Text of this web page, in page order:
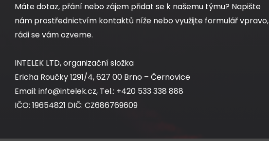
Máte dotaz, přání nebo zájem přidat se k našemu týmu? Napište
nám prostřednictvím kontaktů níže nebo využijte formulář vpravo,
rádi se vám ozveme.
INTELEK LTD, organizační složka
Ericha Roučky 1291/4, 627 00 Brno – Černovice
Email: info@intelek.cz, Tel.: +420 533 338 888
IČO: 19654821 DIČ: CZ686769609